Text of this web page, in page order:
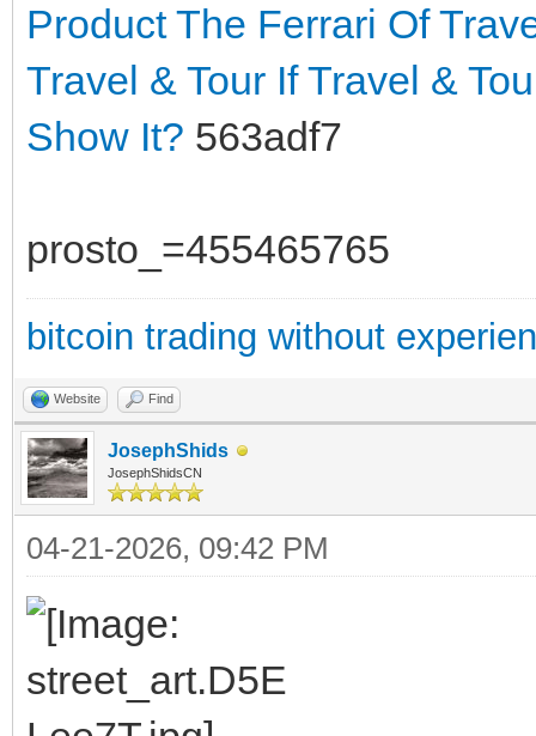
Product The Ferrari Of
Travel & Tour If Travel &
Show It? 563adf7
prosto_=455465765
bitcoin trading without
Website Find
JosephShids
JosephShidsCN
04-21-2026, 09:42 PM